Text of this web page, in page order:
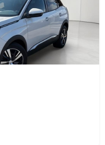
en longueur et
en inclinaison
audio (2HP)